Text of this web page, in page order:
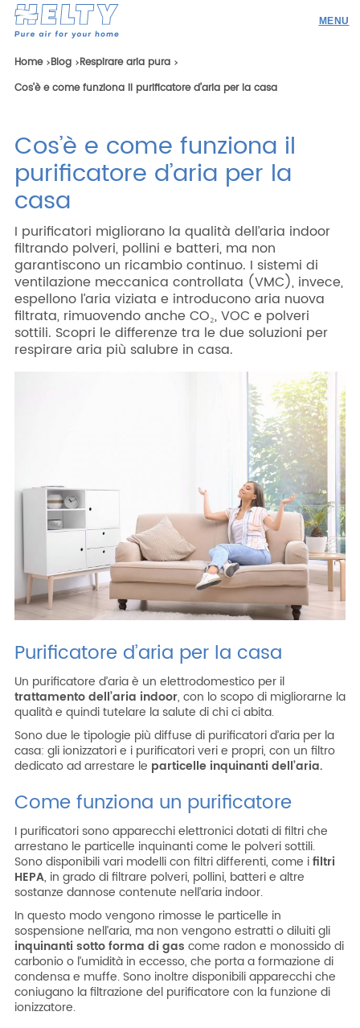
Ricerca
Lavora con noi
SHOP filtri
Prodotti
Professionisti
Realizzazioni
Risorse
Contatti
Home Blog Respirare aria pura
Cos’è e come funziona il purificatore d’aria per la casa
Cos’è e come funziona il
purificatore d’aria per la
casa
I purificatori migliorano la qualità dell’aria indoor
filtrando polveri, pollini e batteri, ma non
garantiscono un ricambio continuo. I sistemi di
ventilazione meccanica controllata (VMC), invece,
espellono l’aria viziata e introducono aria nuova
filtrata, rimuovendo anche CO₂, VOC e polveri
sottili. Scopri le differenze tra le due soluzioni per
respirare aria più salubre in casa.
Purificatore d’aria per la casa
Un purificatore d’aria è un elettrodomestico per il
trattamento dell’aria indoor, con lo scopo di migliorarne la
qualità e quindi tutelare la salute di chi ci abita.
Sono due le tipologie più diffuse di purificatori d’aria per la
casa: gli ionizzatori e i purificatori veri e propri, con un filtro
dedicato ad arrestare le particelle inquinanti dell’aria.
Come funziona un purificatore
I purificatori sono apparecchi elettronici dotati di filtri che
arrestano le particelle inquinanti come le polveri sottili.
Sono disponibili vari modelli con filtri differenti, come ifiltri
HEPA, in grado di filtrare polveri, pollini, batteri e altre
sostanze dannose contenute nell’aria indoor.
In questo modo vengono rimosse le particelle in
sospensione nell’aria, ma non vengono estratti o diluiti gli
inquinanti sotto forma di gas come radon e monossido di
carbonio o l’umidità in eccesso, che porta a formazione di
condensa e muffe. Sono inoltre disponibili apparecchi che
coniugano la filtrazione del purificatore con la funzione di
ionizzatore.